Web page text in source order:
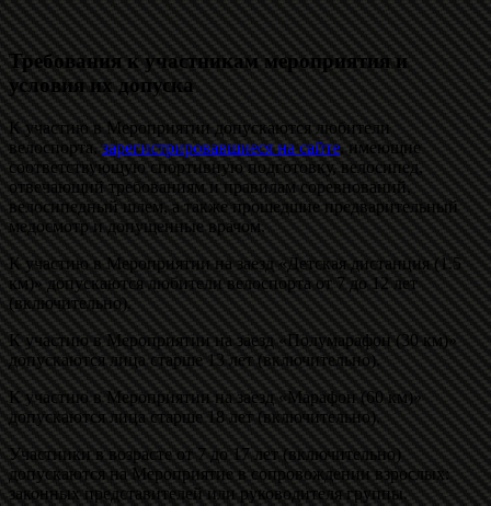
Требования к участникам мероприятия и
условия их допуска
К участию в Мероприятии допускаются любители
велоспорта,зарегистрировавшиеся на сайте, имеющие
соответствующую спортивную подготовку, велосипед,
отвечающий требованиям и правилам соревнований,
велосипедный шлем, а также прошедшие предварительный
медосмотр и допущенные врачом.
К участию в Мероприятии на заезд «Детская дистанция (1.5
км)» допускаются любители велоспорта от 7 до 12 лет
(включительно).
К участию в Мероприятии на заезд «Полумарафон (30 км)»
допускаются лица старше 13 лет (включительно).
К участию в Мероприятии на заезд «Марафон (60 км)»
допускаются лица старше 18 лет (включительно).
Участники в возрасте от 7 до 17 лет (включительно)
допускаются на Мероприятие в сопровождении взрослых:
законных представителей или руководителя группы.